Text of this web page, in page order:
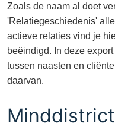
Zoals de naam al doet
'Relatiegeschiedenis'
actieve relaties vind je
beëindigd. In deze
tussen naasten en
daarvan.